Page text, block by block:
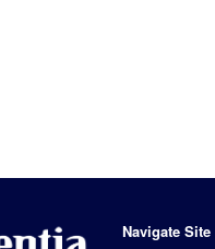
Navigate Site